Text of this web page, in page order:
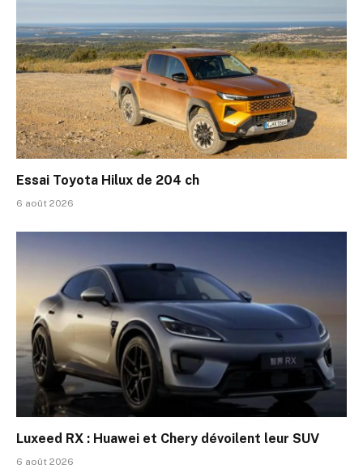
Essai Toyota Hilux de 204 ch
6 août 2026
Luxeed RX : Huawei et Chery dévoilent leur SUV
6 août 2026